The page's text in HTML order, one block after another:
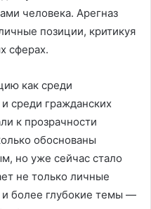
человека. Арегназ
позиции, критикуя
сферах.
как среди
среди гражданских
к прозрачности
обоснованы
но уже сейчас стало
не только личные
более глубокие темы —